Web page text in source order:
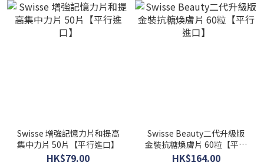
Swisse 增強記憶力片和提高
集中力片 50片【平行進口】
HK$79.00
Swisse Beauty二代升級版
金裝抗糖煥膚片 60粒【平行
進口】
HK$164.00